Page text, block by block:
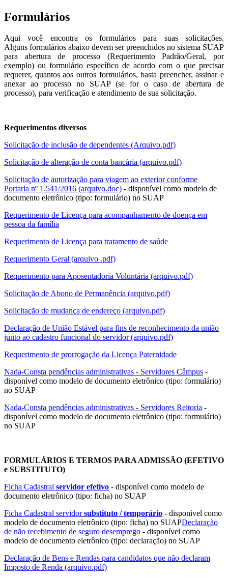
Formulários
Aqui você encontra os formulários para suas solicitações.
Alguns formulários abaixo devem ser preenchidos no sistema SUAP
para abertura de processo (Requerimento Padrão/Geral, por
exemplo) ou formulário específico de acordo com o que precisar
requerer, quantos aos outros formulários, basta preencher, assinar e
anexar ao processo no SUAP (se for o caso de abertura de
processo), para verificação e atendimento de sua solicitação.
Requerimentos diversos
Solicitação de inclusão de dependentes (Arquivo.pdf)
Solicitação de alteração de conta bancária (arquivo.pdf)
Solicitação de autorização para viagem ao exterior conforme
Portaria nº 1.541/2016 (arquivo.doc) - disponível como modelo de
documento eletrônico (tipo: formulário) no SUAP
Requerimento de Licença para acompanhamento de doença em
pessoa da família
Requerimento de Licença para tratamento de saúde
Requerimento Geral (arquivo .pdf)
Requerimento para Aposentadoria Voluntária (arquivo.pdf)
Solicitação de Abono de Permanência (arquivo.pdf)
Solicitação de mudança de endereço (arquivo.pdf)
Declaração de União Estável para fins de reconhecimento da união
junto ao cadastro funcional do servidor (arquivo.pdf)
Requerimento de prorrogação da Licença Paternidade
Nada-Consta pendências administrativas - Servidores Câmpus -
disponível como modelo de documento eletrônico (tipo: formulário)
no SUAP
Nada-Consta pendências administrativas - Servidores Reitoria -
disponível como modelo de documento eletrônico (tipo: formulário)
no SUAP
FORMULÁRIOS E TERMOS PARA ADMISSÃO (EFETIVO
e SUBSTITUTO)
Ficha Cadastral servidor efetivo - disponível como modelo de
documento eletrônico (tipo: ficha) no SUAP
Ficha Cadastral servidorsubstituto / temporário - disponível como
modelo de documento eletrônico (tipo: ficha) no SUAPDeclaração
de não recebimento de seguro desemprego - disponível como
modelo de documento eletrônico (tipo: declaração) no SUAP
Declaração de Bens e Rendas para candidatos que não declaram
Imposto de Renda (arquivo.pdf)